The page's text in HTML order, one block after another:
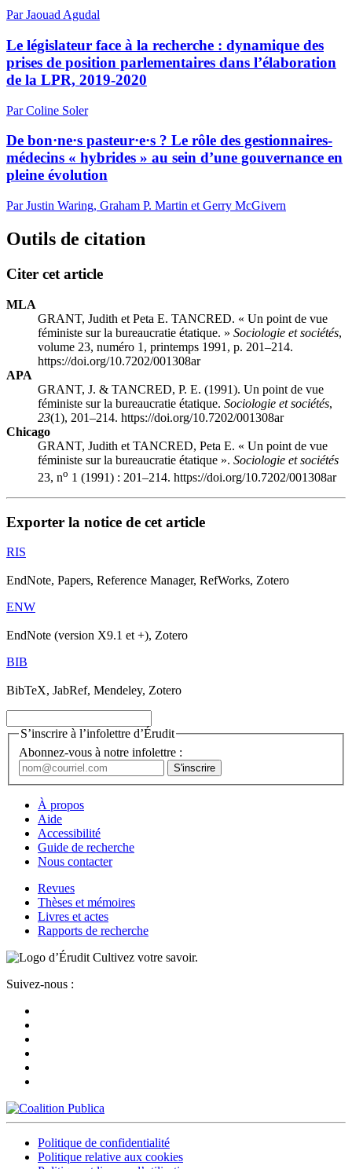
Par Jaouad Agudal
Le législateur face à la recherche : dynamique des
prises de position parlementaires dans l’élaboration
de la LPR, 2019-2020
Par Coline Soler
De bon·ne·s pasteur·e·s ? Le rôle des gestionnaires-
médecins « hybrides » au sein d’une gouvernance en
pleine évolution
Par Justin Waring, Graham P. Martin et Gerry McGivern
Outils de citation
Citer cet article
MLA
GRANT, Judith et Peta E. TANCRED. « Un point de vue
féministe sur la bureaucratie étatique. » Sociologie et sociétés,
volume 23, numéro 1, printemps 1991, p. 201–214.
https://doi.org/10.7202/001308ar
APA
GRANT, J. & TANCRED, P. E. (1991). Un point de vue
féministe sur la bureaucratie étatique. Sociologie et sociétés,
23(1), 201–214. https://doi.org/10.7202/001308ar
Chicago
GRANT, Judith et TANCRED, Peta E. « Un point de vue
féministe sur la bureaucratie étatique ». Sociologie et sociétés
23, no 1 (1991) : 201–214. https://doi.org/10.7202/001308ar
Exporter la notice de cet article
RIS
EndNote, Papers, Reference Manager, RefWorks, Zotero
ENW
EndNote (version X9.1 et +), Zotero
BIB
BibTeX, JabRef, Mendeley, Zotero
S’inscrire à l’infolettre d’Érudit
Abonnez-vous à notre infolettre :
À propos
Aide
Accessibilité
Guide de recherche
Nous contacter
Revues
Thèses et mémoires
Livres et actes
Rapports de recherche
Cultivez votre savoir.
Suivez-nous :
Politique de confidentialité
Politique relative aux cookies